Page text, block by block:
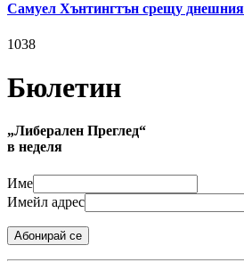
Самуел Хънтингтън срещу
1038
Бюлетин
„Либерален Преглед“
в неделя
Име
Имейл адрес
Абонирай се